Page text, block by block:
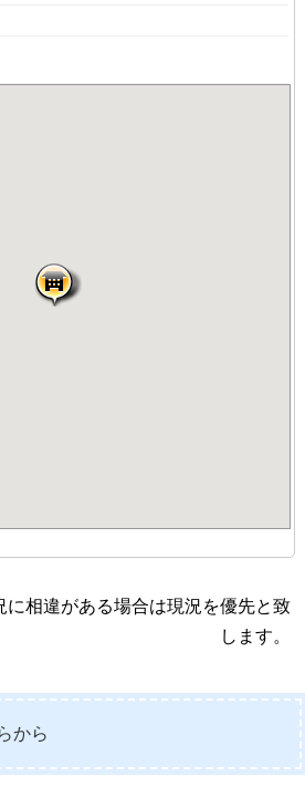
相違がある場合は現況を優先と致
します。
から